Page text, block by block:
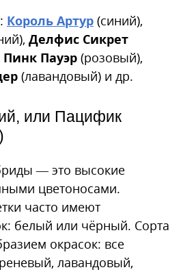
Король Артур (синий),
Делфис Сикрет
Пауэр (розовый),
(лавандовый) и др.
или Пацифик
— это высокие
цветоносами.
часто имеют
белый или чёрный. Сорта
окрасок: все
лавандовый,